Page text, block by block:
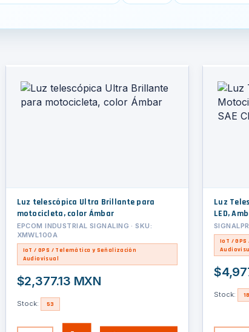
Luz telescópica Ultra Brillante para
motocicleta, color Ámbar
EPCOM INDUSTRIAL SIGNALING · SKU:
XMWL100A
IoT / GPS / Telemática y Señalización
Audiovisual
$2,377.13 MXN
Stock: 53
Luz
LED,
IoT /
Stock: